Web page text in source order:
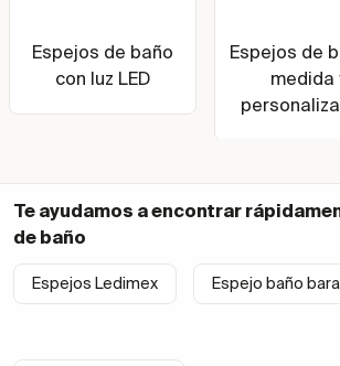
Espejos de baño
con luz LED
Espejos de
medida
Te ayudamos a encontrar
de baño
Espejos Ledimex Espejo baño